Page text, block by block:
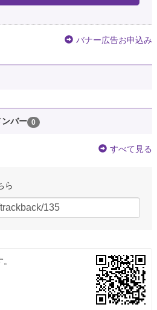
バナー広告お申込み
バー 0
すべて見る
ら